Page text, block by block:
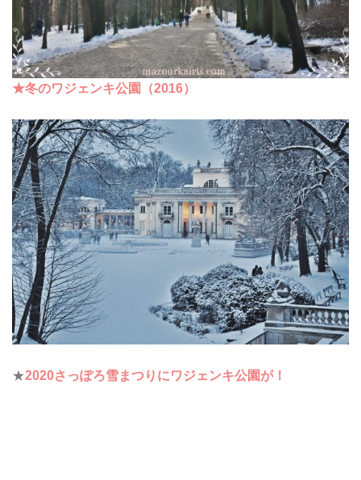
★冬のワジェンキ公園（2016）
★2020さっぽろ雪まつりにワジェンキ公園が！